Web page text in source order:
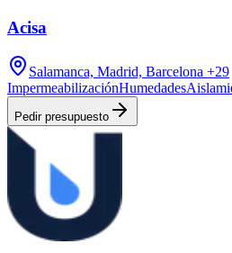
Acisa
Salamanca, Madrid, Barcelona +29
ImpermeabilizaciónHumedades
Pedir presupuesto